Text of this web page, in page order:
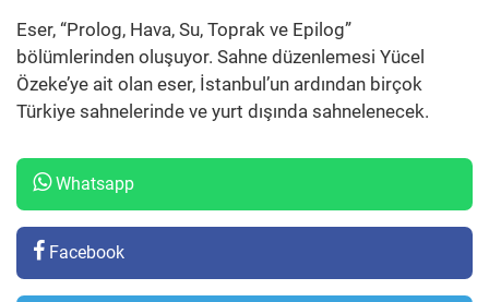
Eser, “Prolog, Hava, Su, Toprak ve Epilog”
bölümlerinden oluşuyor. Sahne düzenlemesi Yücel
Özeke’ye ait olan eser, İstanbul’un ardından birçok
Türkiye sahnelerinde ve yurt dışında sahnelenecek.
Whatsapp
Facebook